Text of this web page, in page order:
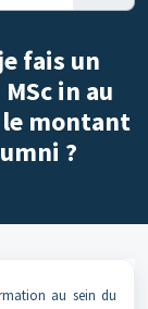
fais un
in au
le montant
?
au sein du